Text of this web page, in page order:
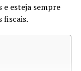
Federal, você
recebida é
deu. Se sim,
e esteja sempre
fiscais.